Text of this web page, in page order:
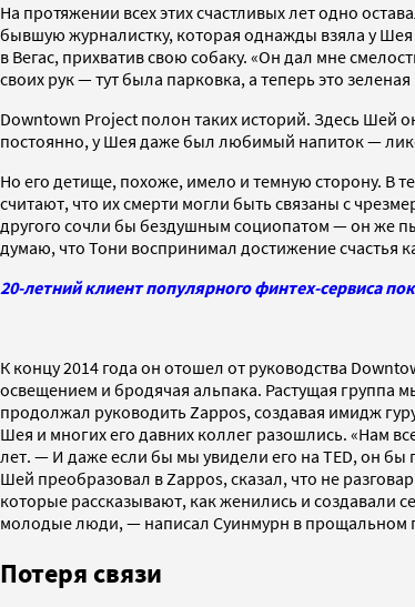
На протяжении всех этих счастливых лет одно
бывшую журналистку, которая однажды взяла у
в Вегас, прихватив свою собаку. «Он дал мне
своих рук — тут была парковка, а теперь это
Downtown Project полон таких историй. Здесь Шей
постоянно,у Шея даже был любимый напиток —
Но его детище, похоже, имело и темную сторону. В
считают, что их смерти могли быть связаны с
другого сочли бы бездушным социопатом — он же
думаю, что Тони воспринимал достижение счастья
20-летний клиент популярного финтех-сервиса
К концу 2014 года он отошел от руководства
освещением и бродячая альпака. Растущая группа
продолжал руководить Zappos, создавая имидж
Шея и многих его давних коллег разошлись. «Нам
лет. — И даже если бы мы увидели его на TED, он
Шей преобразовал в Zappos, сказал, что не
которые рассказывают, как женились и создавали
молодые люди, — написал Суинмурн в прощальном
Потеря связи